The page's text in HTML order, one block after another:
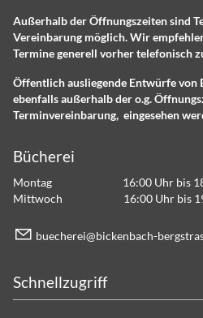
Außerhalb der Öffnungszeiten sind
Vereinbarung möglich. Wir
Termine generell vorher telefonisch
Öffentlich ausliegende Entwürfe von
ebenfalls außerhalb der o.g.
Terminvereinbarung, eingesehen
Bücherei
Montag 16:00 Uhr bis
Mittwoch 16:00 Uhr bis
b ch r b ck nb ch-b rgstr
Schnellzugriff